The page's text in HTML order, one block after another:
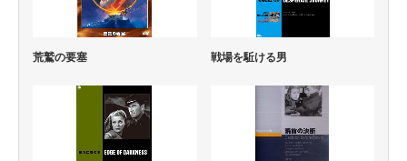
荒鷲の要塞 戦場を駈ける男